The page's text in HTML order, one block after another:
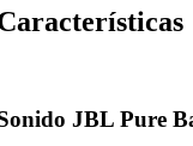
JBL Pure